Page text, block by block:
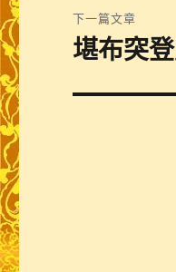
文
章:
下一篇文章
下
篇
堪布突